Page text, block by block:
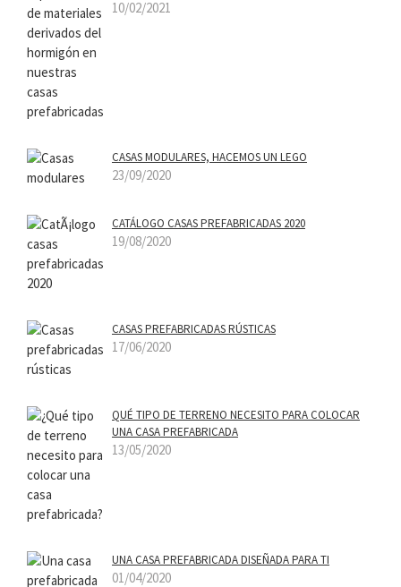
10/02/2021
CASAS MODULARES, HACEMOS UN LEGO
23/09/2020
CATÁLOGO CASAS PREFABRICADAS 2020
19/08/2020
CASAS PREFABRICADAS RÚSTICAS
17/06/2020
QUÉ TIPO DE TERRENO NECESITO PARA COLOCAR
UNA CASA PREFABRICADA
13/05/2020
UNA CASA PREFABRICADA DISEÑADA PARA TI
01/04/2020